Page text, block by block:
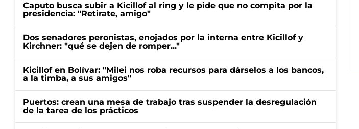
Caputo busca subir a Kicillof al ring y le pide que no compita por la
presidencia: "Retirate, amigo"
Dos senadores peronistas, enojados por la interna entre Kicillof y
Kirchner: "qué se dejen de romper..."
Kicillof en Bolívar: "Milei nos roba recursos para dárselos a los bancos,
a la timba, a sus amigos"
Puertos: crean una mesa de trabajo tras suspender la desregulación
de la tarea de los prácticos